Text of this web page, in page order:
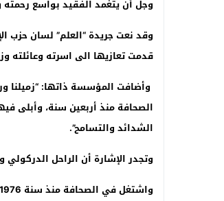
وجل أن يتغمد الفقيد بواسع
قدمت تعازيها الى اسرته وعائلته
وأضافت المؤسسة ذاتها: “زميلنا
الصحافة منذ أربعين سنة، وأبلى
الشدائد والتسامح”.
وتجدر الإشارة أن الراحل الدركولي ولد سنة 1957 بمدينة مكناس، وحاصل على